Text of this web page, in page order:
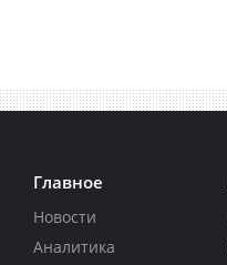
Главное
Новости
Аналитика